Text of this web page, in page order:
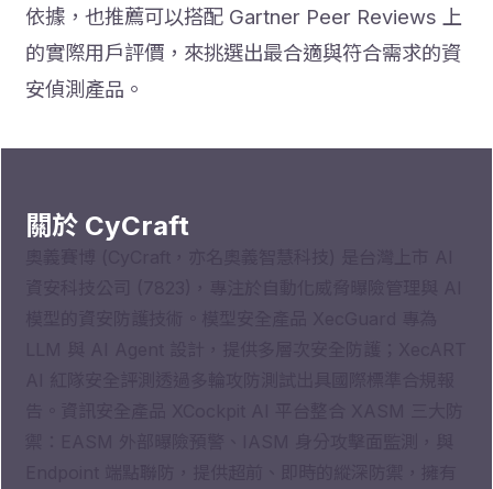
依據，也推薦可以搭配 Gartner Peer Reviews 上
的實際用戶評價，來挑選出最合適與符合需求的資
安偵測產品。
關於 CyCraft